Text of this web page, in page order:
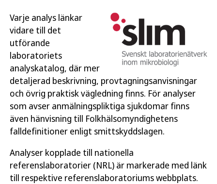
Varje analys länkar
vidare till det
utförande
laboratoriets
analyskatalog, där mer
detaljerad beskrivning, provtagningsanvisningar
och övrig praktisk vägledning finns. För analyser
som avser anmälningspliktiga sjukdomar finns
även hänvisning till Folkhälsomyndighetens
falldefinitioner enligt smittskyddslagen.
Analyser kopplade till nationella
referenslaboratorier (NRL) är markerade med länk
till respektive referenslaboratoriums webbplats.